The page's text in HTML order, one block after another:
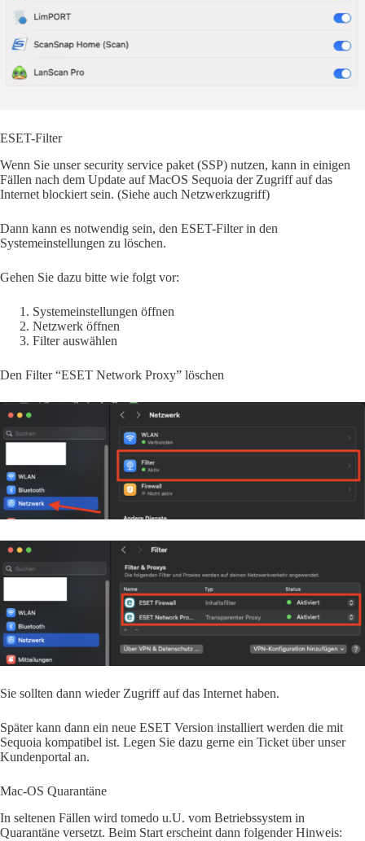
ESET-Filter
Wenn Sie unser security service paket (SSP) nutzen, kann in einigen
Fällen nach dem Update auf MacOS Sequoia der Zugriff auf das
Internet blockiert sein. (Siehe auch Netzwerkzugriff)
Dann kann es notwendig sein, den ESET-Filter in den
Systemeinstellungen zu löschen.
Gehen Sie dazu bitte wie folgt vor:
Systemeinstellungen öffnen
Netzwerk öffnen
Filter auswählen
Den Filter “ESET Network Proxy” löschen
Sie sollten dann wieder Zugriff auf das Internet haben.
Später kann dann ein neue ESET Version installiert werden die mit
Sequoia kompatibel ist. Legen Sie dazu gerne ein Ticket über unser
Kundenportal an.
Mac-OS Quarantäne
In seltenen Fällen wird tomedo u.U. vom Betriebssystem in
Quarantäne versetzt. Beim Start erscheint dann folgender Hinweis: